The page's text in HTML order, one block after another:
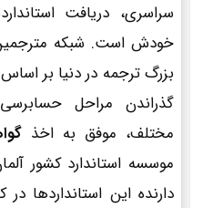
سراسری، دریافت
خودش است. شبکه
بزرگ ترجمه در دنیا بر
گذراندن مراحل
مختلف، موفق به اخذ
موسسه استاندارد کشور
دارنده این استانداردها